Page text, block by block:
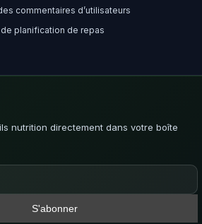
commentaires d’utilisateurs
planification de repas
nutrition directement dans votre boîte